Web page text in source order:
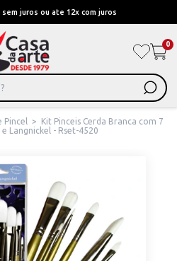
juros ou ate 12x com juros
0
Pincel >
Kit Pinceis Cerda Branca com 7
Langnickel - Rset-4520